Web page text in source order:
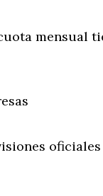
mensual
oficiales